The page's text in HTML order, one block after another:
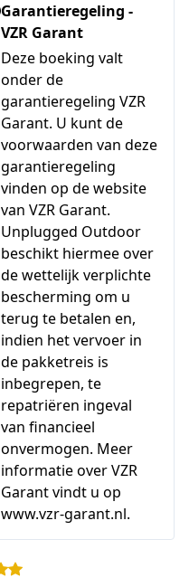
Garantieregeling -
VZR Garant
Deze boeking valt
onder de
garantieregeling VZR
Garant. U kunt de
voorwaarden van deze
garantieregeling
vinden op de website
van VZR Garant.
Unplugged Outdoor
beschikt hiermee over
de wettelijk verplichte
bescherming om u
terug te betalen en,
indien het vervoer in
de pakketreis is
inbegrepen, te
repatriëren ingeval
van financieel
onvermogen. Meer
informatie over VZR
Garant vindt u op
www.vzr-garant.nl.